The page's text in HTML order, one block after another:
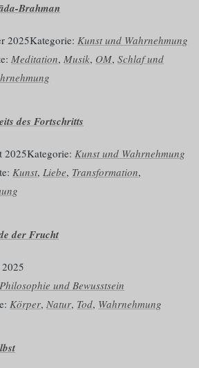
Brahman
2025Kategorie:Kunst und Wahrnehmung
Meditation, Musik, OM, Schlaf und
des Fortschritts
2025Kategorie:Kunst und Wahrnehmung
Kunst, Liebe, Transformation
der Frucht
Philosophie und Bewusstsein
Körper, Natur, Tod, Wahrnehmung